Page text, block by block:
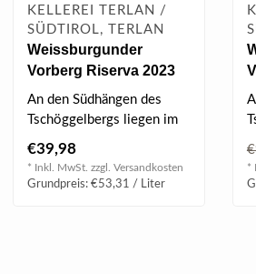
KELLEREI TERLAN /
SÜDTIROL, TERLAN
Weissburgunder
Vorberg Riserva 2023
0.75 l
An den Südhängen des
Tschöggelbergs liegen im
sonnen..
€39,98
* Inkl. MwSt. zzgl. Versandkosten
Grundpreis: €53,31 / Liter
*